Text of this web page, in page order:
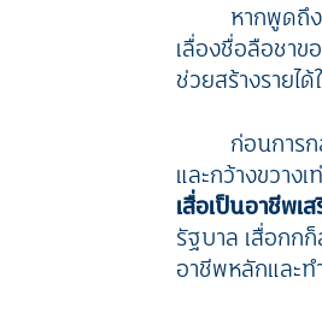
หากพูดถึง
เลื่องชื่อลือชา
ช่วยสร้างรายไ
ก่อนการ
และกว้างขวาง
เสื่อเป็นอาชีพเ
รัฐบาล เสื่อกก
อาชีพหลักและท